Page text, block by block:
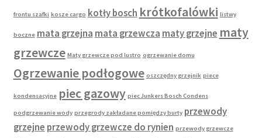
frontu szafki kosze cargo kotły bosch krótkofalówki listwy
boczne mata grzejna mata grzewcza maty grzejne maty
grzewcze Maty grzewcze pod lustro ogrzewanie domu
Ogrzewanie podłogowe oszczędny grzejnik piece
kondensacyjne piec gazowy piec Junkers Bosch Condens
podgrzewanie wody przegrody zakładane pomiędzy burty przewody
grzejne przewody grzewcze do rynien przewody grzewcze